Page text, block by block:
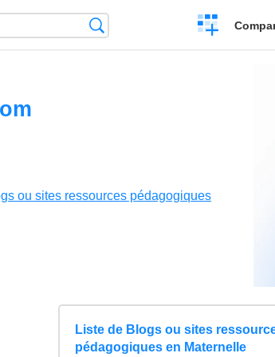
Crear
una
ou sites ressources pédagogiques
Liste de Blogs ou sites
pédagogiques en Maternelle